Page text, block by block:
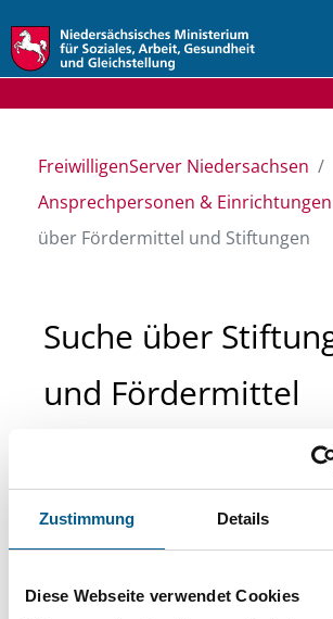
Zustimmung Details
Diese Webseite verwendet Cookies
FreiwilligenServer Niedersachsen
Ansprechpersonen & Einrichtungen
über Fördermittel und Stiftungen
Suche über
und Fördermittel
Sie suchen finanzielle
Projekt oder ein Vorhaben? Hier
direkt über unsere
Suche bitte die Groß- und